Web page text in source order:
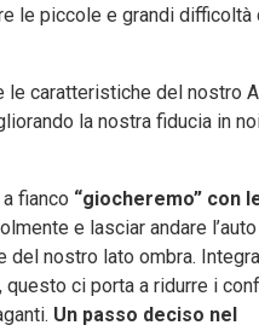
le piccole e grandi difficoltà
le caratteristiche del nostro
la nostra fiducia in
fianco “giocheremo” con
e lasciar andare l’auto
nostro lato ombra.
ci porta a ridurre i
Un passo deciso nel